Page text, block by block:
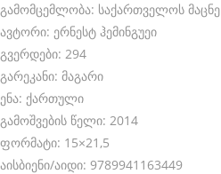
m
o
n
e
y
t
გამომცემლობა: საქართველოს მაცნე
ავტორი: ერნესტ ჰემინგუეი
გვერდები: 294
გარეკანი: მაგარი
ენა: ქართული
გამოშვების წელი: 2014
ფორმატი: 15×21,5
აისბიენი/აიდი: 9789941163449